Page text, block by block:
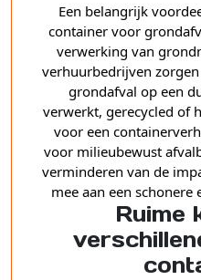
Een belangrijk
container voor
verwerking van
verhuurbedrijven
grondafval op een
verwerkt, gerecycled of
voor een
voor milieubewust
verminderen van de
mee aan een
Ruime